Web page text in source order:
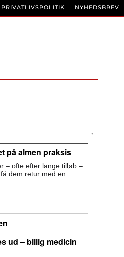
PRIVATLIVSPOLITIK NYHEDSBREV
på almen praksis
– ofte efter lange tilløb –
dem retur med en
ud – billig medicin